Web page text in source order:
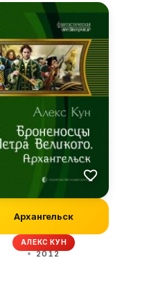
Архангельск
АЛЕКС КУН
2012